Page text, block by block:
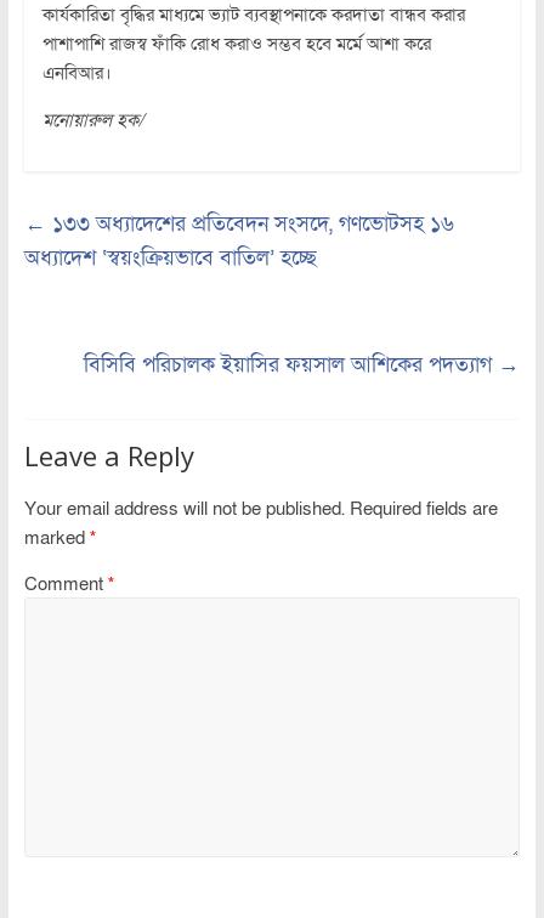
কার্যকারিতা বৃদ্ধির মাধ্যমে ভ্যাট ব্যবস্থাপনাকে করদাতা বান্ধব করার
পাশাপাশি রাজস্ব ফাঁকি রোধ করাও সম্ভব হবে মর্মে আশা করে
এনবিআর।
মনোয়ারুল হক/
← ১৩৩ অধ্যাদেশের প্রতিবেদন সংসদে, গণভোটসহ ১৬
অধ্যাদেশ ‘স্বয়ংক্রিয়ভাবে বাতিল’ হচ্ছে
বিসিবি পরিচালক ইয়াসির ফয়সাল আশিকের পদত্যাগ →
Leave a Reply
Your email address will not be published. Required fields are
marked *
Comment *